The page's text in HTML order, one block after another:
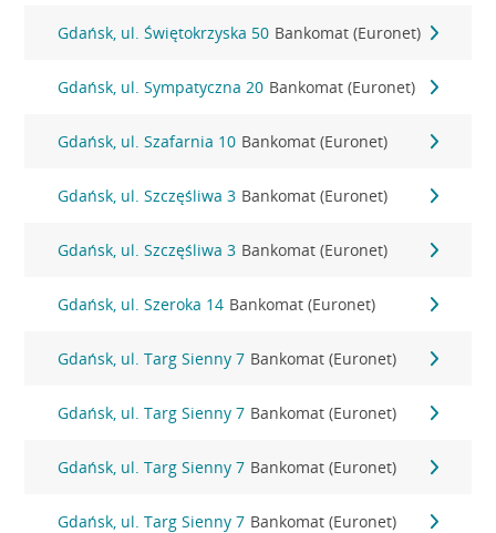
Gdańsk, ul. Świętokrzyska 50 Bankomat (Euronet)
Gdańsk, ul. Sympatyczna 20 Bankomat (Euronet)
Gdańsk, ul. Szafarnia 10 Bankomat (Euronet)
Gdańsk, ul. Szczęśliwa 3 Bankomat (Euronet)
Gdańsk, ul. Szczęśliwa 3 Bankomat (Euronet)
Gdańsk, ul. Szeroka 14 Bankomat (Euronet)
Gdańsk, ul. Targ Sienny 7 Bankomat (Euronet)
Gdańsk, ul. Targ Sienny 7 Bankomat (Euronet)
Gdańsk, ul. Targ Sienny 7 Bankomat (Euronet)
Gdańsk, ul. Targ Sienny 7 Bankomat (Euronet)